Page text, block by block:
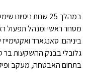
במהלך 25 שנות
מסחר ראשי ומנהל תפעול
ביניהם: סאנגארד
בתחום האבטחה, מעקב